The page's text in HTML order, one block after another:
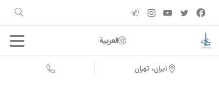
العربية
ایران، تهران